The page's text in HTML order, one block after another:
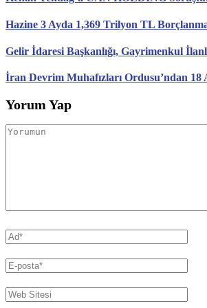
Hazine 3 Ayda 1,369 Trilyon TL
Gelir İdaresi Başkanlığı, Gayrimenkul
İran Devrim Muhafızları Ordusu’ndan 18
Yorum Yap